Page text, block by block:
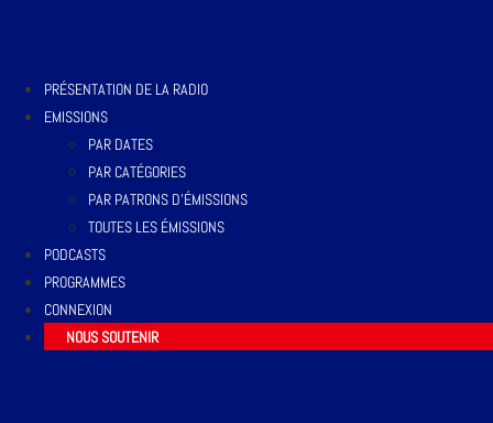
PRÉSENTATION DE LA RADIO
EMISSIONS
PAR DATES
PAR CATÉGORIES
PAR PATRONS D’ÉMISSIONS
TOUTES LES ÉMISSIONS
PODCASTS
PROGRAMMES
CONNEXION
NOUS SOUTENIR